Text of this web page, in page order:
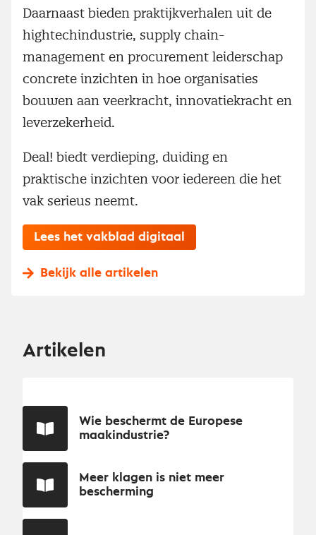
Daarnaast bieden praktijkverhalen uit de
hightechindustrie, supply chain-
management en procurement leiderschap
concrete inzichten in hoe organisaties
bouwen aan veerkracht, innovatiekracht en
leverzekerheid.
Deal! biedt verdieping, duiding en
praktische inzichten voor iedereen die het
vak serieus neemt.
Lees het vakblad digitaal
Bekijk alle artikelen
Artikelen
Wie beschermt de Europese
maakindustrie?
Meer klagen is niet meer
bescherming